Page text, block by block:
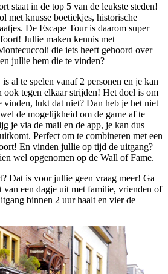
staat in de top 5 van de leukste steden!
met knusse boetiekjes, historische
De Escape Tour is daarom super
Jullie maken kennis met
die iets heeft gehoord over
jullie hem die te vinden?
al te spelen vanaf 2 personen en je kan
ook tegen elkaar strijden! Het doel is om
vinden, lukt dat niet? Dan heb je het niet
de mogelijkheid om de game af te
je via de mail en de app, je kan dus
Perfect om te combineren met een
En vinden jullie op tijd de uitgang?
wel opgenomen op de Wall of Fame.
Dat is voor jullie geen vraag meer! Ga
van een dagje uit met familie, vrienden of
binnen 2 uur haalt en vier de